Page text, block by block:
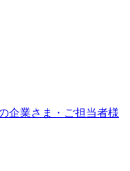
企業さま・ご担当者様